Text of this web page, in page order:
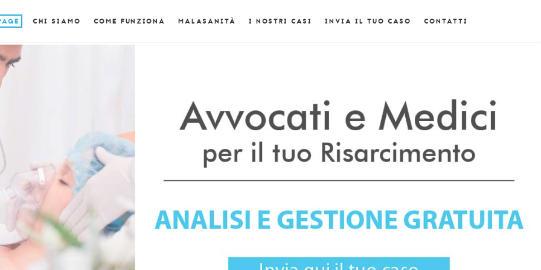
CHI SIAMO COME FUNZIONA MALASANITÀ I NOSTRI CASI INVIA IL TUO CASO CONTATTI